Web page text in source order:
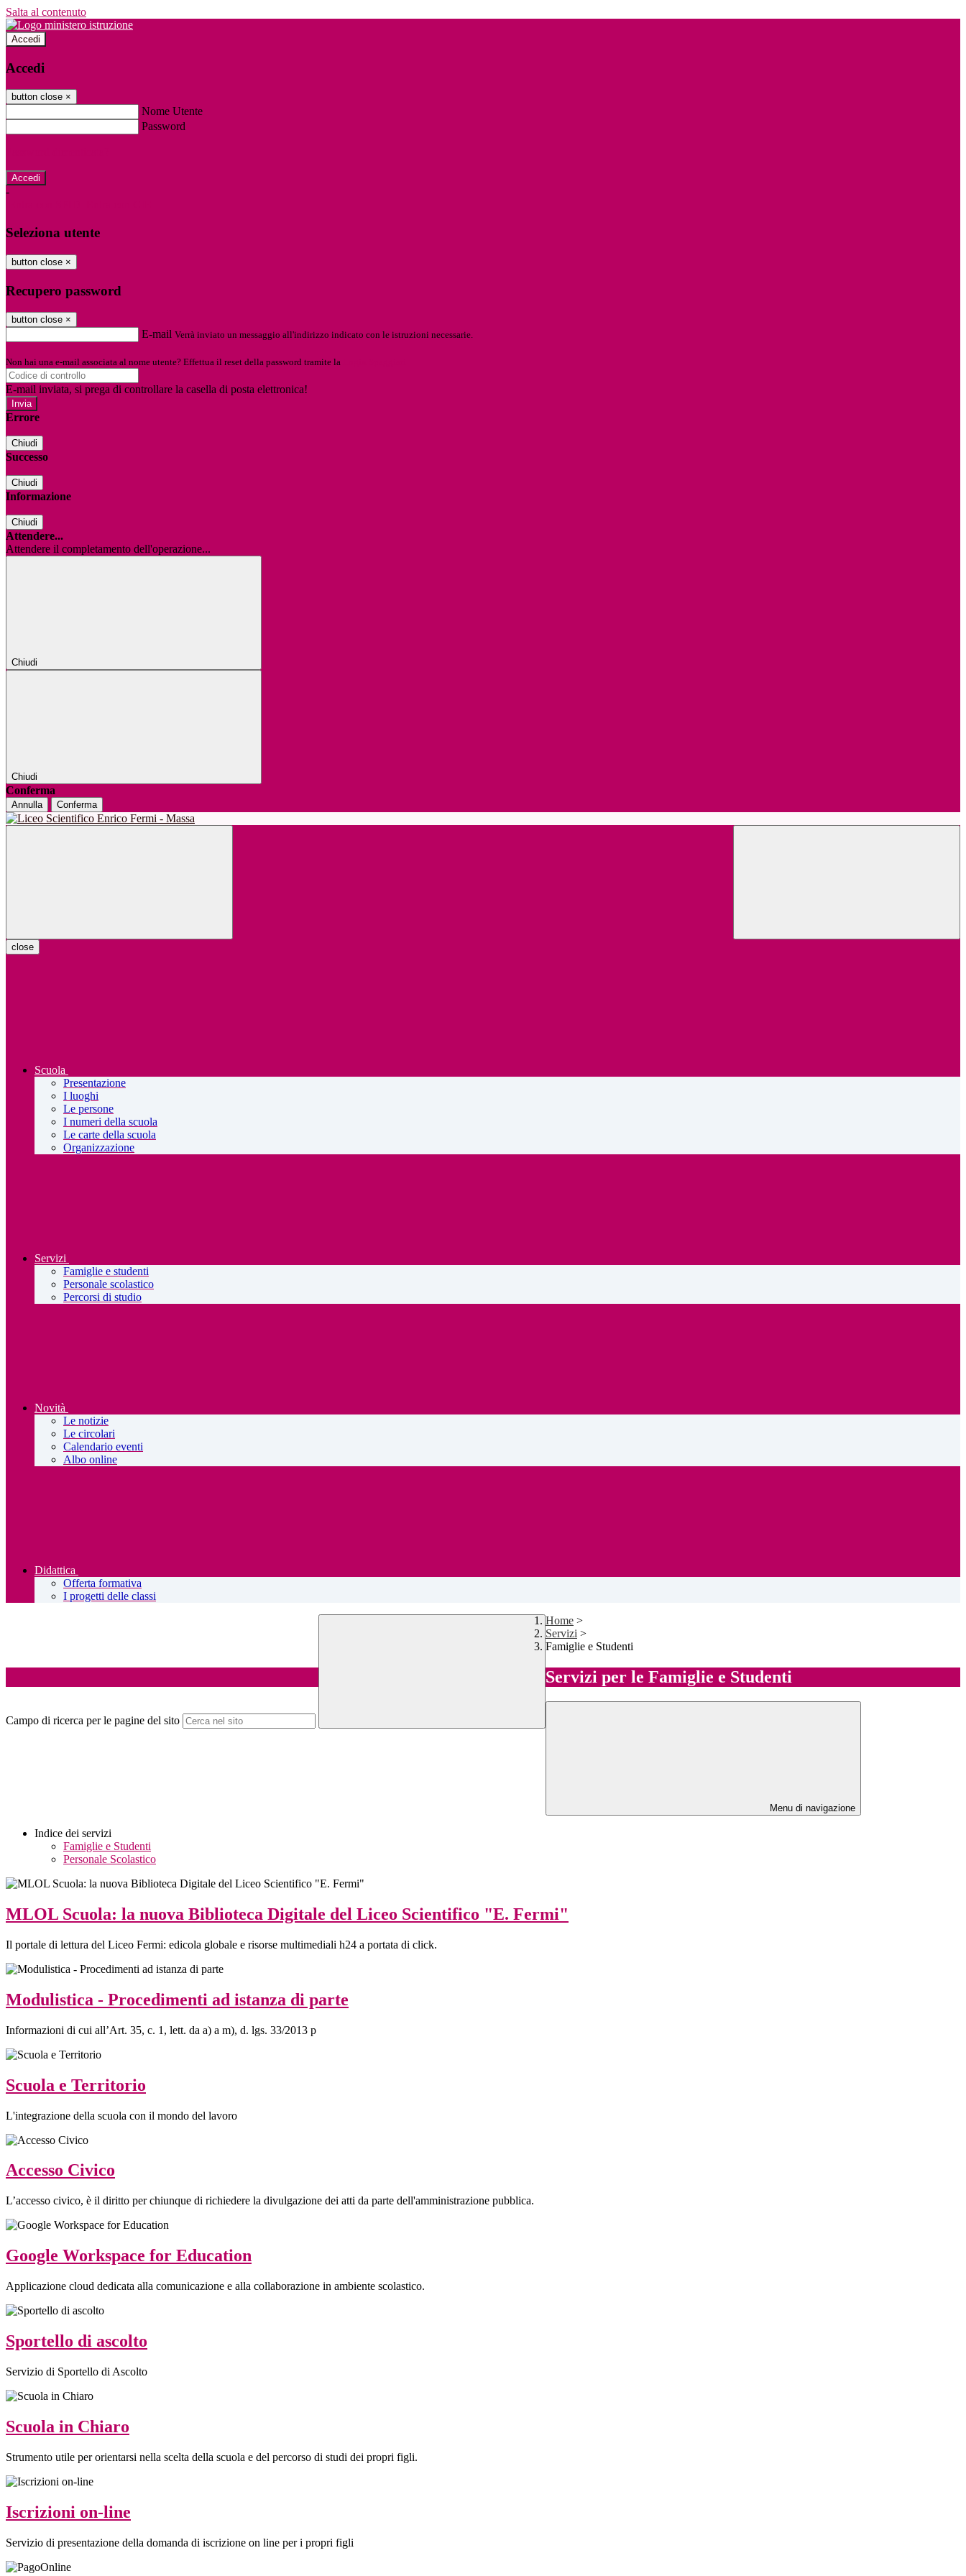
Salta al contenuto
Accedi
Accedi
button close ×
Nome Utente
Password
-
Seleziona utente
button close ×
Recupero password
button close ×
E-mail Verrà inviato un messaggio all'indirizzo indicato con le istruzioni necessarie.
Non hai una e-mail associata al nome utente? Effettua il reset della password tramite la
E-mail inviata, si prega di controllare la casella di posta elettronica!
Errore
Chiudi
Successo
Chiudi
Informazione
Chiudi
Attendere...
Attendere il completamento dell'operazione...
Chiudi
Chiudi
Conferma
Annulla Conferma
close
Scuola
Presentazione
I luoghi
Le persone
I numeri della scuola
Le carte della scuola
Organizzazione
Servizi
Famiglie e studenti
Personale scolastico
Percorsi di studio
Novità
Le notizie
Le circolari
Calendario eventi
Albo online
Didattica
Offerta formativa
I progetti delle classi
Campo di ricerca per le pagine del sito
Home >
Servizi >
Famiglie e Studenti
Servizi per le Famiglie e Studenti
Menu di navigazione
Indice dei servizi
Famiglie e Studenti
Personale Scolastico
MLOL Scuola: la nuova Biblioteca Digitale del Liceo Scientifico "E. Fermi"
Il portale di lettura del Liceo Fermi: edicola globale e risorse multimediali h24 a portata di click.
Modulistica - Procedimenti ad istanza di parte
Informazioni di cui all’Art. 35, c. 1, lett. da a) a m), d. lgs. 33/2013 p
Scuola e Territorio
L'integrazione della scuola con il mondo del lavoro
Accesso Civico
L’accesso civico, è il diritto per chiunque di richiedere la divulgazione dei atti da parte dell'amministrazione pubblica.
Google Workspace for Education
Applicazione cloud dedicata alla comunicazione e alla collaborazione in ambiente scolastico.
Sportello di ascolto
Servizio di Sportello di Ascolto
Scuola in Chiaro
Strumento utile per orientarsi nella scelta della scuola e del percorso di studi dei propri figli.
Iscrizioni on-line
Servizio di presentazione della domanda di iscrizione on line per i propri figli